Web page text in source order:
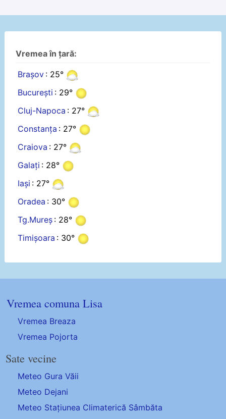
Vremea în țară:
Brașov : 25°
București : 29°
Cluj-Napoca : 27°
Constanța : 27°
Craiova : 27°
Galați : 28°
Iași : 27°
Oradea : 30°
Tg.Mureș : 28°
Timișoara : 30°
Vremea comuna Lisa
Vremea Breaza
Vremea Pojorta
Sate vecine
Meteo Gura Văii
Meteo Dejani
Meteo Stațiunea Climaterică Sâmbăta